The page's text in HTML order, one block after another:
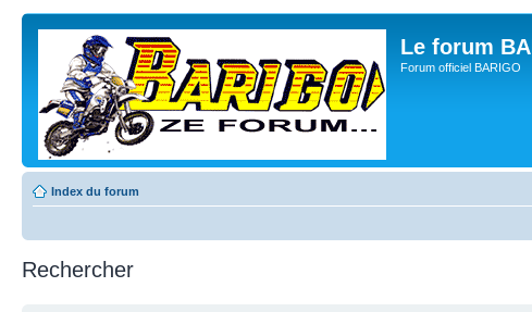
Le forum
Forum officiel BARIGO
Index du forum
Rechercher